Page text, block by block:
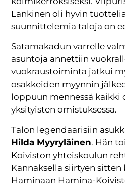
Lankinen oli hyvin
suunnittelemia taloja on
Satamakadun varrelle
asuntoja annettiin
vuokraustoiminta jatkui
osakkeiden myynnin
loppuun mennessä kaikki
yksityisten omistuksessa.
Talon legendaarisiin
Hilda Myyryläinen. Hän
Koiviston yhteiskoulun
Kannaksella siirtyen
Haminaan Hamina-